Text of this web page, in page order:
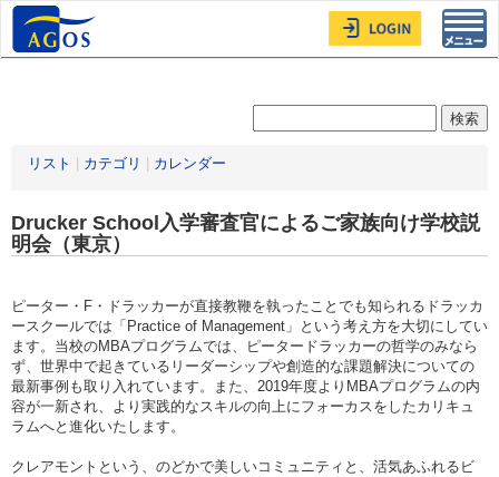
リスト カテゴリ カレンダー
Drucker School入学審査官によるご家族向け学校説
明会（東京）
ピーター・F・ドラッカーが直接教鞭を執ったことでも知られるドラッカ
ースクールでは「Practice of Management」という考え方を大切にしてい
ます。当校のMBAプログラムでは、ピータードラッカーの哲学のみなら
ず、世界中で起きているリーダーシップや創造的な課題解決についての
最新事例も取り入れています。また、2019年度よりMBAプログラムの内
容が一新され、より実践的なスキルの向上にフォーカスをしたカリキュ
ラムへと進化いたします。
クレアモントという、のどかで美しいコミュニティと、活気あふれるビ